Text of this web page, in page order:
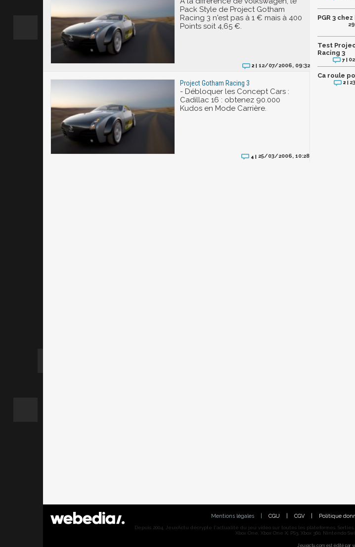
Pack Style de Project Gotham
Racing 3 n'est pas à 1 € mais à 400
Points soit 4,65 €.
2 | 12/07/2006, 09:32
Project Gotham Racing 3
- Débloquer les Concept Cars :
Cadillac 16 : obtenez 90.000
Kudos en Mode Carrière.
4 | 25/03/2006, 10:28
PGR 3
Test
Racing 3
7 |
Ca roule
2 |
Mentions légales CGU CGV Politique
Depuis 2004, JeuxActu décrypte l'actualité du jeu vidéo sur toutes les plateformes. Sorties,
Xbox One, Xbox One X, PS3, Xbox 360, Nintendo
Jeuxactu.com est édité par